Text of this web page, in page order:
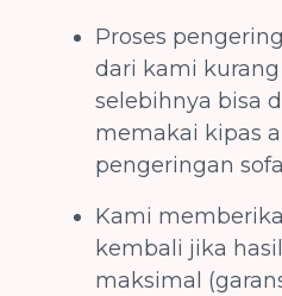
Proses
dari kami
selebihnya bisa
memakai kipas
pengeringan
Kami
kembali jika
maksimal